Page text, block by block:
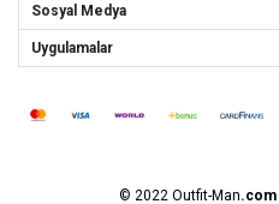
Sosyal Medya
Uygulamalar
© 2022 Outfit-Man.com